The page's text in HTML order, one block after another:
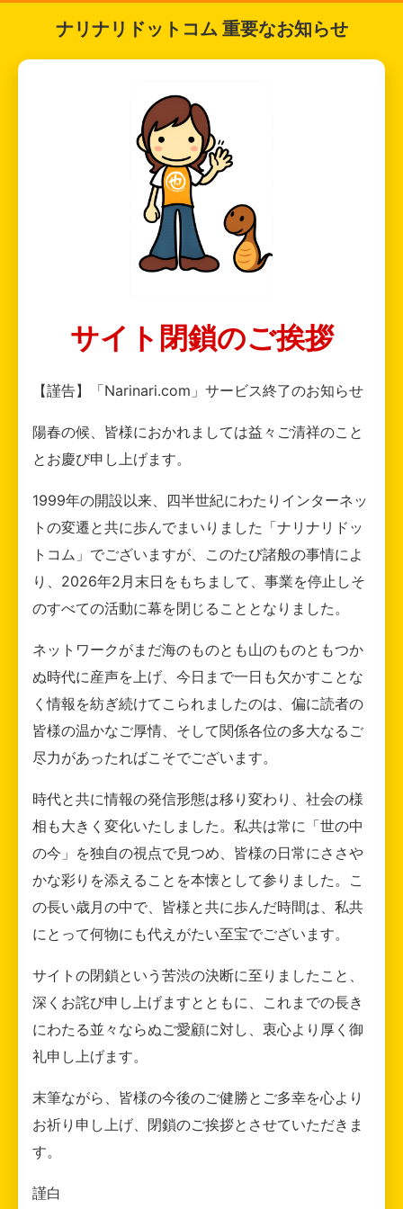
ナリナリドットコム 重要なお知らせ
サイト閉鎖のご挨拶
【謹告】「Narinari.com」サービス終了のお知らせ
陽春の候、皆様におかれましては益々ご清祥のこと
とお慶び申し上げます。
1999年の開設以来、四半世紀にわたりインターネッ
トの変遷と共に歩んでまいりました「ナリナリドッ
トコム」でございますが、このたび諸般の事情によ
り、2026年2月末日をもちまして、事業を停止しそ
のすべての活動に幕を閉じることとなりました。
ネットワークがまだ海のものとも山のものともつか
ぬ時代に産声を上げ、今日まで一日も欠かすことな
く情報を紡ぎ続けてこられましたのは、偏に読者の
皆様の温かなご厚情、そして関係各位の多大なるご
尽力があったればこそでございます。
時代と共に情報の発信形態は移り変わり、社会の様
相も大きく変化いたしました。私共は常に「世の中
の今」を独自の視点で見つめ、皆様の日常にささや
かな彩りを添えることを本懐として参りました。こ
の長い歳月の中で、皆様と共に歩んだ時間は、私共
にとって何物にも代えがたい至宝でございます。
サイトの閉鎖という苦渋の決断に至りましたこと、
深くお詫び申し上げますとともに、これまでの長き
にわたる並々ならぬご愛顧に対し、衷心より厚く御
礼申し上げます。
末筆ながら、皆様の今後のご健勝とご多幸を心より
お祈り申し上げ、閉鎖のご挨拶とさせていただきま
す。
謹白